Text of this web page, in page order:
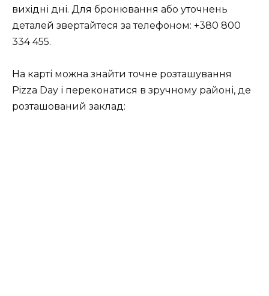
вихідні дні. Для бронювання або уточнень
деталей звертайтеся за телефоном: +380 800
334 455.
На карті можна знайти точне розташування
Pizza Day і переконатися в зручному районі, де
розташований заклад: